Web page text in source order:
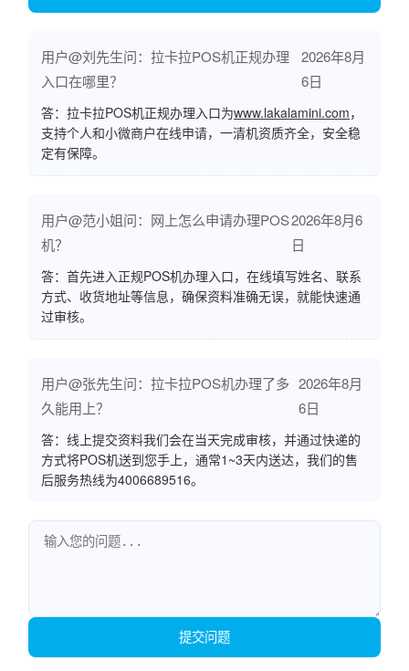
用户@刘先生问：拉卡拉POS机正规办理
入口在哪里？
2026年8月
6日
答：拉卡拉POS机正规办理入口为www.lakalamini.com，
支持个人和小微商户在线申请，一清机资质齐全，安全稳
定有保障。
用户@范小姐问：网上怎么申请办理POS
机？
2026年8月6
日
答：首先进入正规POS机办理入口，在线填写姓名、联系
方式、收货地址等信息，确保资料准确无误，就能快速通
过审核。
用户@张先生问：拉卡拉POS机办理了多
久能用上？
2026年8月
6日
答：线上提交资料我们会在当天完成审核，并通过快递的
方式将POS机送到您手上，通常1~3天内送达，我们的售
后服务热线为4006689516。
提交问题